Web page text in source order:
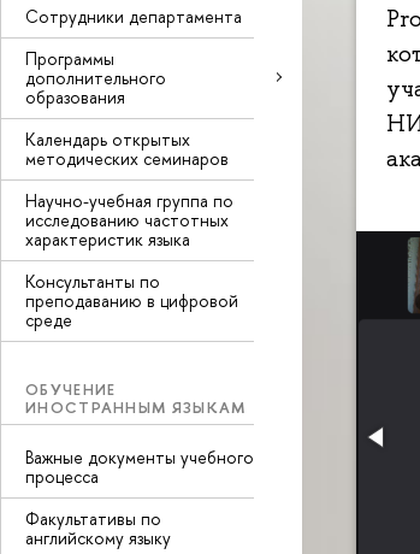
Сотрудники департамента
Программы
дополнительного
образования
Календарь открытых
методических семинаров
Научно-учебная группа по
исследованию частотных
характеристик языка
Консультанты по
преподаванию в цифровой
среде
ОБУЧЕНИЕ
ИНОСТРАННЫМ ЯЗЫКАМ
Важные документы учебного
процесса
Факультативы по
английскому языку